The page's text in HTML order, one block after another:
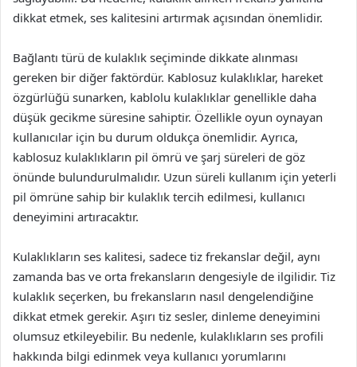
dikkat etmek, ses kalitesini artırmak açısından önemlidir.
Bağlantı türü de kulaklık seçiminde dikkate alınması
gereken bir diğer faktördür. Kablosuz kulaklıklar, hareket
özgürlüğü sunarken, kablolu kulaklıklar genellikle daha
düşük gecikme süresine sahiptir. Özellikle oyun oynayan
kullanıcılar için bu durum oldukça önemlidir. Ayrıca,
kablosuz kulaklıkların pil ömrü ve şarj süreleri de göz
önünde bulundurulmalıdır. Uzun süreli kullanım için yeterli
pil ömrüne sahip bir kulaklık tercih edilmesi, kullanıcı
deneyimini artıracaktır.
Kulaklıkların ses kalitesi, sadece tiz frekanslar değil, aynı
zamanda bas ve orta frekansların dengesiyle de ilgilidir. Tiz
kulaklık seçerken, bu frekansların nasıl dengelendiğine
dikkat etmek gerekir. Aşırı tiz sesler, dinleme deneyimini
olumsuz etkileyebilir. Bu nedenle, kulaklıkların ses profili
hakkında bilgi edinmek veya kullanıcı yorumlarını